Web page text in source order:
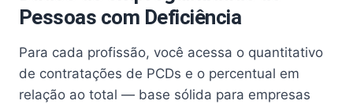
Pessoas com Deficiência
Para cada profissão, você acessa o quantitativo
de contratações de PCDs e o percentual em
relação ao total — base sólida para empresas